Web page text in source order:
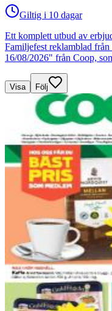
Giltig i 10 dagar
Ett komplett utbud av
Familjefest reklamblad
16/08/2026" från Coop,
Visa Följ